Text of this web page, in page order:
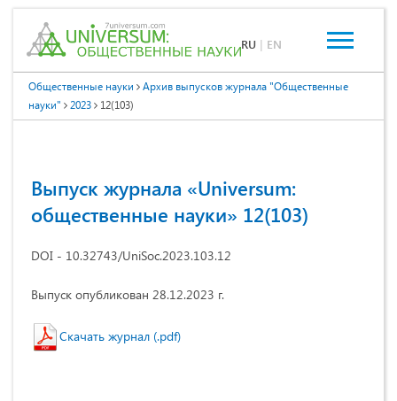
RU | EN
Общественные науки
Архив выпусков журнала "Общественные
науки"
2023 12(103)
Выпуск журнала «Universum:
общественные науки» 12(103)
DOI - 10.32743/UniSoc.2023.103.12
Выпуск опубликован 28.12.2023 г.
Скачать журнал (.pdf)